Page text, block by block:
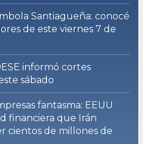
Santiagueña: conocé
de este viernes 7 de
informó cortes
sábado
fantasma: EEUU
financiera que Irán
cientos de millones de